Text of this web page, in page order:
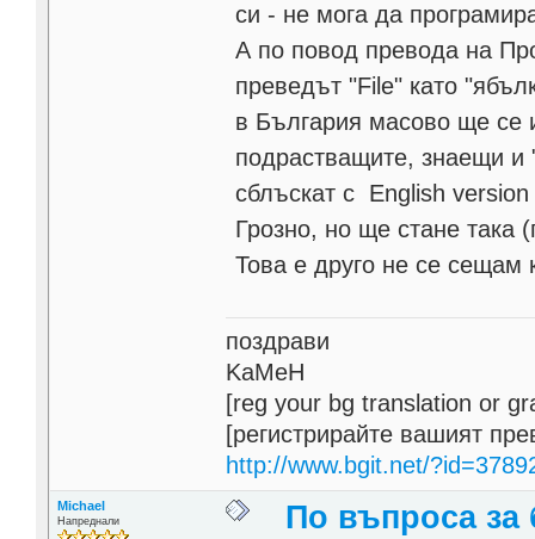
си - не мога да
А по повод превода на
преведът "File" като
в България масово ще се
подрастващите, знаещи и
сблъскат с English
Грозно, но ще стане така
Това е друго не се сещам
поздрави
KaMeH
[reg your bg translation or
[регистрирайте вашият
http://www.bgit.net/
Michael
Напреднали По въпроса за